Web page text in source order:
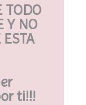
TODO
Y NO
ESTA
ti!!!